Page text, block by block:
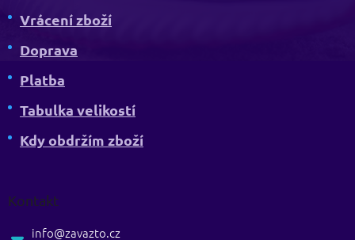
Vrácení zboží
Doprava
Platba
Tabulka velikostí
Kdy obdržím zboží
Kontakt
info@zavazto.cz